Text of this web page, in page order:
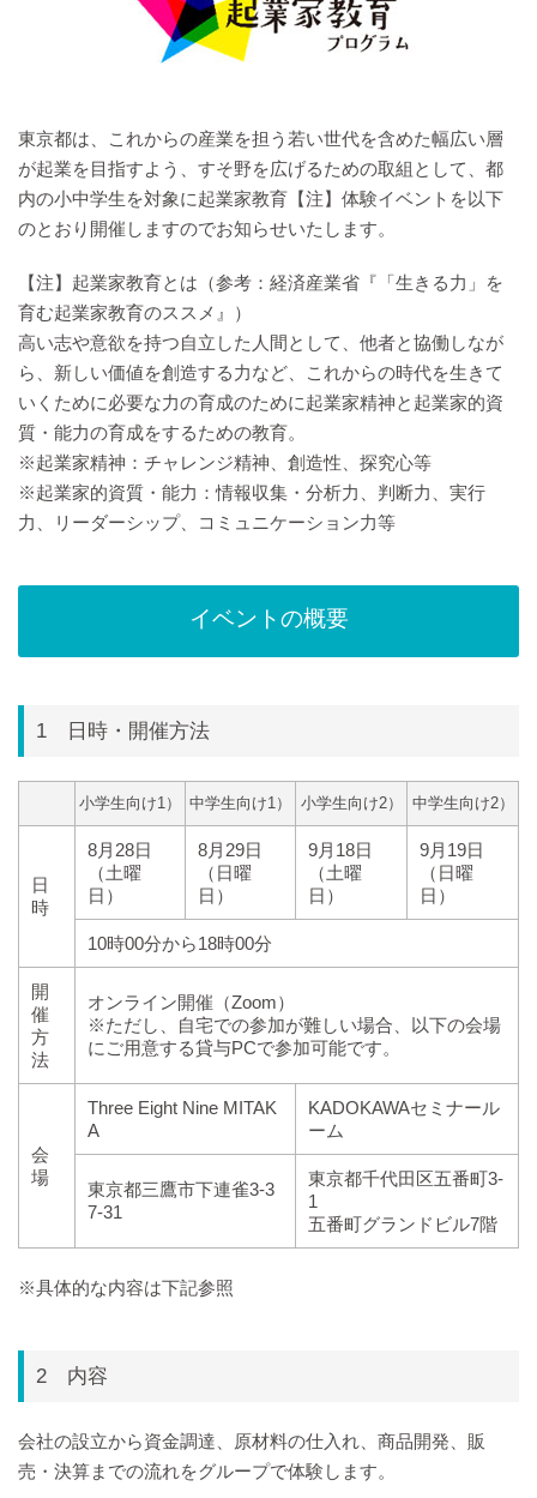
東京都は、これからの産業を担う若い世代を含めた幅広い層
が起業を目指すよう、すそ野を広げるための取組として、都
内の小中学生を対象に起業家教育【注】体験イベントを以下
のとおり開催しますのでお知らせいたします。
【注】起業家教育とは（参考：経済産業省『「生きる力」を
育む起業家教育のススメ』）
高い志や意欲を持つ自立した人間として、他者と協働しなが
ら、新しい価値を創造する力など、これからの時代を生きて
いくために必要な力の育成のために起業家精神と起業家的資
質・能力の育成をするための教育。
※起業家精神：チャレンジ精神、創造性、探究心等
※起業家的資質・能力：情報収集・分析力、判断力、実行
力、リーダーシップ、コミュニケーション力等
イベントの概要
1 日時・開催方法
小学生向け1） 中学生向け1） 小学生向け2） 中学生向け2）
日
時
8月28日
（土曜
日）
8月29日
（日曜
日）
9月18日
（土曜
日）
9月19日
（日曜
日）
10時00分から18時00分
開
催
方
法
オンライン開催（Zoom）
※ただし、自宅での参加が難しい場合、以下の会場
にご用意する貸与PCで参加可能です。
会
場
Three Eight Nine MITAK
A
KADOKAWAセミナール
ーム
東京都三鷹市下連雀3-3
7-31
東京都千代田区五番町3-
1
五番町グランドビル7階
※具体的な内容は下記参照
2 内容
会社の設立から資金調達、原材料の仕入れ、商品開発、販
売・決算までの流れをグループで体験します。